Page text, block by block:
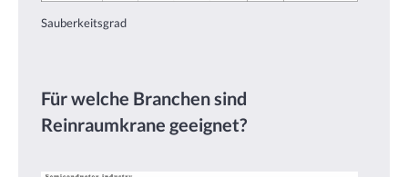
Sauberkeitsgrad
Für welche Branchen sind
Reinraumkrane geeignet?